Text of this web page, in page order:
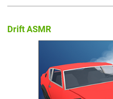
Drift ASMR